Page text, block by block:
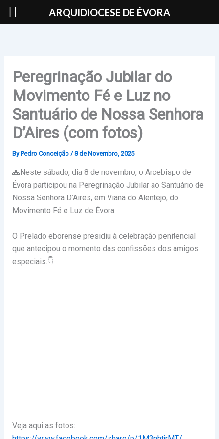
Skip
Peregrinação Jubilar do
Movimento Fé e Luz no
Santuário de Nossa Senhora
D’Aires (com fotos)
By Pedro Conceição /8 de Novembro, 2025
🙏Neste sábado, dia 8 de novembro, o Arcebispo de
Évora participou na Peregrinação Jubilar ao Santuário de
Nossa Senhora D’Aires, em Viana do Alentejo, do
Movimento Fé e Luz de Évora.
O Prelado eborense presidiu à celebração penitencial
que antecipou o momento das confissões dos amigos
especiais.👇
Veja aqui as fotos:
ARQUIDIOCESE DE ÉVORA